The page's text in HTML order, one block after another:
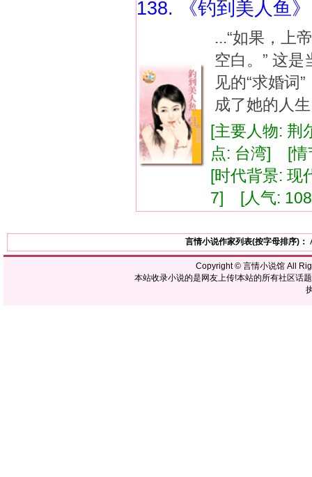
138. 《钓到美人鱼》
...“如果，上
空白。” 这
见的“求婚词
成了她的人
[主要人物: 荆
点: 台湾] [情
[时代背景:
7] [人气:
言情小说作家列表(按字母排序)：
Copyright © 言情小说馆All
本站收录小说的是网友上传!本站的所有社区话